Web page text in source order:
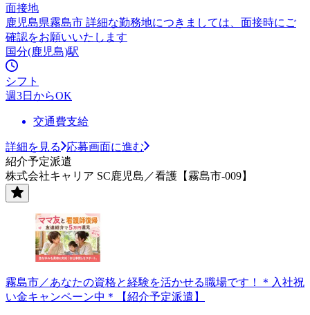
面接地
鹿児島県霧島市 詳細な勤務地につきましては、面接時にご
確認をお願いいたします
国分(鹿児島)駅
シフト
週3日からOK
交通費支給
詳細を見る
応募画面に進む
紹介予定派遣
株式会社キャリア SC鹿児島／看護【霧島市-009】
霧島市／あなたの資格と経験を活かせる職場です！＊入社祝
い金キャンペーン中＊【紹介予定派遣】